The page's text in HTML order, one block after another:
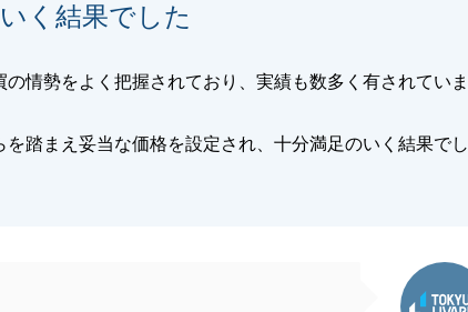
く結果でした
の情勢をよく把握されており、実績も数多く有されていま
を踏まえ妥当な価格を設定され、十分満足のいく結果でし